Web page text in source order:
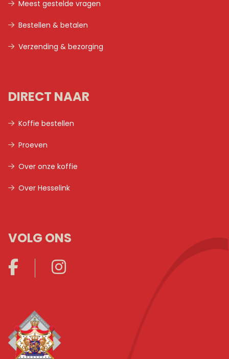
Meest gestelde vragen
Bestellen & betalen
Verzending & bezorging
DIRECT NAAR
Koffie bestellen
Proeven
Over onze koffie
Over Hesselink
VOLG ONS